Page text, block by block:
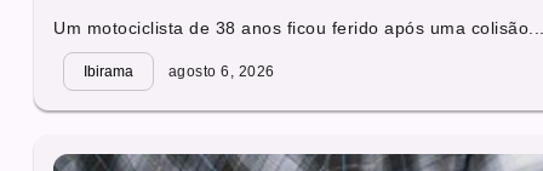
Um motociclista de 38 anos ficou ferido após uma
Ibirama agosto 6, 2026